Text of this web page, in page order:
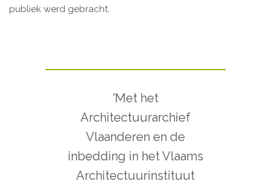
publiek werd gebracht.
'Met het
Architectuurarchief
Vlaanderen en de
inbedding in het Vlaams
Architectuurinstituut